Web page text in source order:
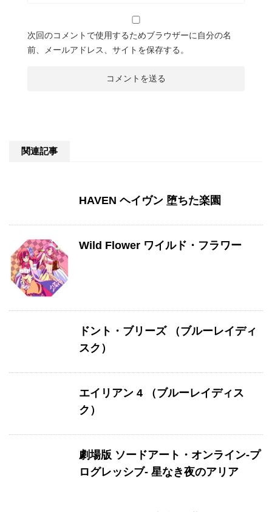
次回のコメントで使用するためブラウザーに自分の名
前、メールアドレス、サイトを保存する。
関連記事
HAVEN ヘイヴン 堕ちた楽園
Wild Flower ワイルド・フラワー
ドント・ブリーズ （ブルーレイディ
スク）
エイリアン 4 （ブルーレイディス
ク）
劇場版 ソードアート・オンライン-プ
ログレッシブ- 星なき夜のアリア